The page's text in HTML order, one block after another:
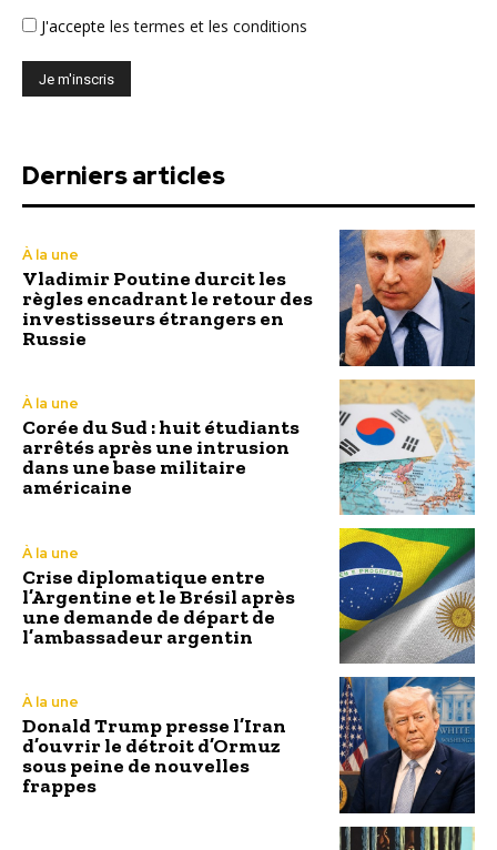
J'accepte les termes et les conditions
Derniers articles
À la une
Vladimir Poutine durcit les
règles encadrant le retour des
investisseurs étrangers en
Russie
À la une
Corée du Sud : huit étudiants
arrêtés après une intrusion
dans une base militaire
américaine
À la une
Crise diplomatique entre
l’Argentine et le Brésil après
une demande de départ de
l’ambassadeur argentin
À la une
Donald Trump presse l’Iran
d’ouvrir le détroit d’Ormuz
sous peine de nouvelles
frappes